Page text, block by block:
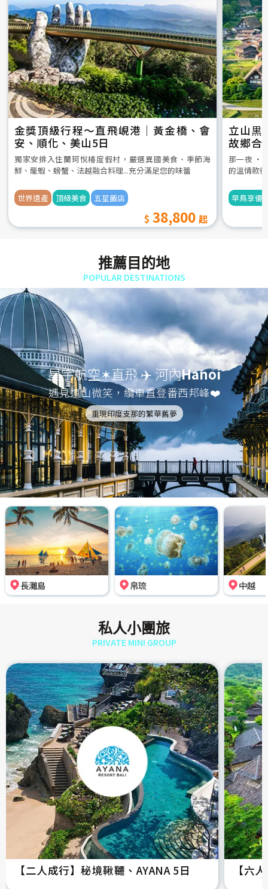
金獎頂級行程～直飛峴港｜黃金橋、會
安、順化、美山5日
獨家安排入住蘭珂悅椿度假村，嚴選異國美食、季節海
鮮、龍蝦、螃蟹、法越融合料理...充分滿足您的味蕾
世界遺產 頂級美食 五星飯店
38,800
立山黒
故鄉合
5日
那一夜 ‧
的溫情款
早鳥享優
推薦目的地
POPULAR DESTINATIONS
星宇航空✶直飛 ✈️ 河內Hanoi
遇見遠山微笑，纜車直登番西邦峰❤️
重現印度支那的繁華舊夢
長灘島 帛琉 中越
私人小團旅
PRIVATE MINI GROUP
【二人成行】秘境鞦韆、AYANA 5日 【六